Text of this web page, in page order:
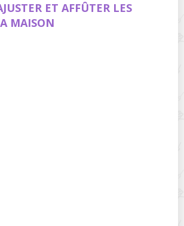
ET AFFÛTER LES
MAISON